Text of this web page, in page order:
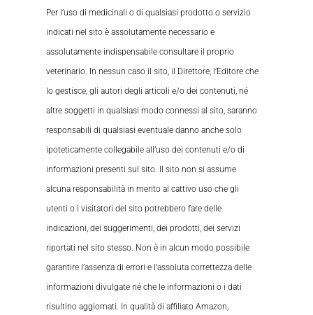
Per l’uso di medicinali o di qualsiasi prodotto o servizio
indicati nel sito è assolutamente necessario e
assolutamente indispensabile consultare il proprio
veterinario. In nessun caso il sito, il Direttore, l’Editore che
lo gestisce, gli autori degli articoli e/o dei contenuti, né
altre soggetti in qualsiasi modo connessi al sito, saranno
responsabili di qualsiasi eventuale danno anche solo
ipoteticamente collegabile all’uso dei contenuti e/o di
informazioni presenti sul sito. Il sito non si assume
alcuna responsabilità in merito al cattivo uso che gli
utenti o i visitatori del sito potrebbero fare delle
indicazioni, dei suggerimenti, dei prodotti, dei servizi
riportati nel sito stesso. Non è in alcun modo possibile
garantire l’assenza di errori e l’assoluta correttezza delle
informazioni divulgate né che le informazioni o i dati
risultino aggiornati. In qualità di affiliato Amazon,